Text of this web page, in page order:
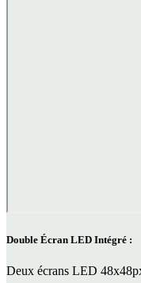
Double Écran LED Intégré :
Deux écrans LED